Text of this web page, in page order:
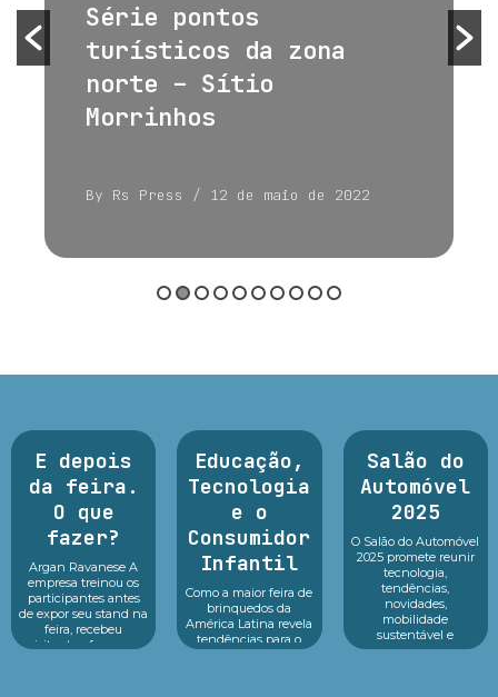
Série pontos
turísticos da zona
norte – Sítio
Morrinhos
By Rs Press / 12 de maio de 2022
E depois
da feira.
O que
fazer?
Argan Ravanese A
empresa treinou os
participantes antes
de expor seu stand na
feira, recebeu
visitantes, fez o seu
Educação,
Tecnologia
e o
Consumidor
Infantil
Como a maior feira de
brinquedos da
América Latina revela
tendências para o
futuro das crianças
Salão do
Automóvel
2025
O Salão do Automóvel
2025 promete reunir
tecnologia,
tendências,
novidades,
mobilidade
sustentável e
inovação em um só